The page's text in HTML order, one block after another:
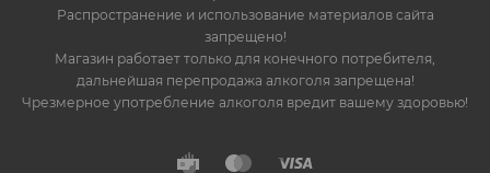
Распространение и использование материалов сайта
запрещено!
Магазин работает только для конечного потребителя,
дальнейшая перепродажа алкоголя запрещена!
Чрезмерное употребление алкоголя вредит вашему здоровью!